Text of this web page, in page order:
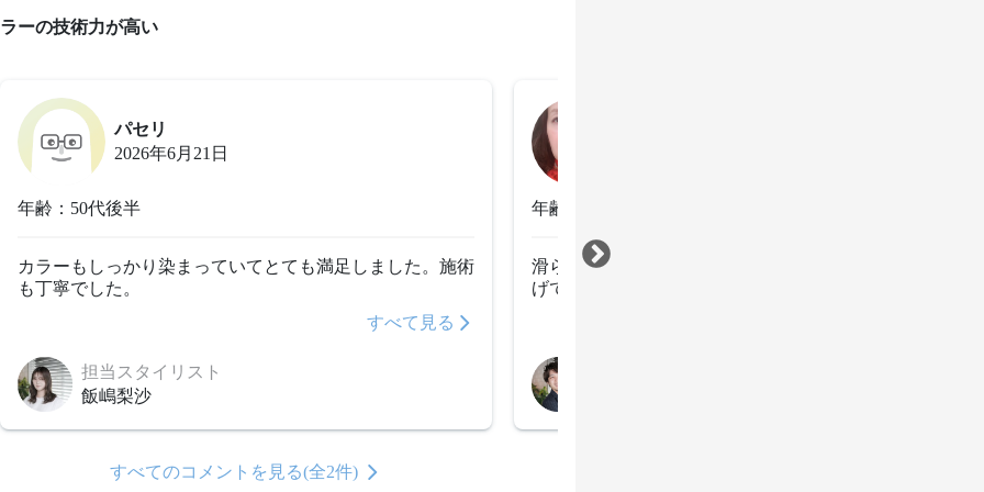
ーの技術力が高い
パセリ
2026年6月21日
年齢：50代後半
カラーもしっかり染まっていてとても満足しました。施術
も丁寧でした。
すべて見る
担当スタイリスト
飯嶋梨沙
年齢：60代前半
滑らかで艶のある仕上がりで驚いております。丁寧に仕
げて頂きありがとうございました。
すべてのコメントを見る(全2件)